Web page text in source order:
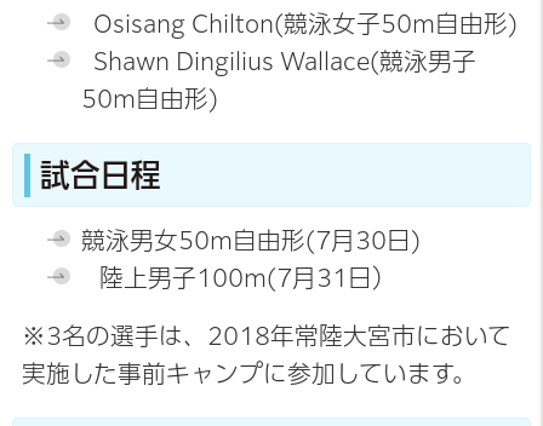
Osisang Chilton(競泳女子50m自由形)
Shawn Dingilius Wallace(競泳男子
50m自由形)
試合日程
競泳男女50m自由形(7月30日)
陸上男子100m(7月31日）
※3名の選手は、2018年常陸大宮市において
実施した事前キャンプに参加しています。